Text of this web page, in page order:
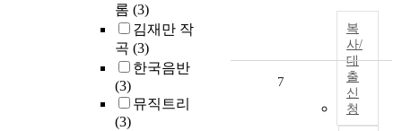
롬 (3)
김재만 작
곡 (3)
한국음반
(3)
뮤직트리
(3)
복
사/
대
출
신
청
7